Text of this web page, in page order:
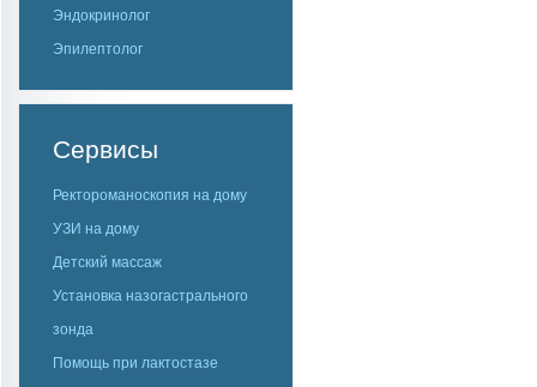
Эндокринолог
Эпилептолог
Сервисы
Ректороманоскопия на дому
УЗИ на дому
Детский массаж
Установка назогастрального
зонда
Помощь при лактостазе